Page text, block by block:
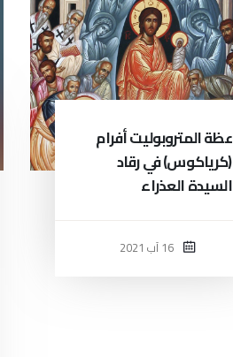
عظة المتروبوليت أفرام
(كرياكوس) في رقاد
السيدة العذراء
16 آب 2021